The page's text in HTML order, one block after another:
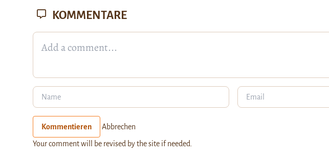
KOMMENTARE
Kommentieren Abbrechen
Your comment will be revised by the site if needed.